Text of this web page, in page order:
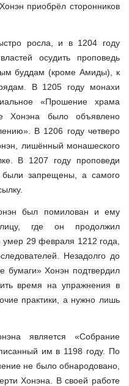
приобрёл сторонников
росла, и в 1204 году
осудить проповедь
буддам (кроме Амиды), к
В 1205 году монахи
«Прошение храма
Xонэна было объявлено
В 1206 году четверо
лишённый монашеского
В 1207 году проповеди
запрещены, а самого
был помилован и ему
где он продолжил
29 февраля 1212 года,
Незадолго до
бумаги» Xонэн подтвердил
время на упражнения в
практики, а нужно лишь
является «Собрание
им в 1198 году. По
не было обнародовано,
Хонэна. В своей работе